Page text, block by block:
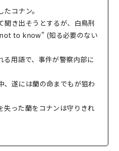
コナン。
聞き出そうとするが、白鳥刑
to know” (知る必要のない
る用語で、事件が警察内部に
、遂には蘭の命までもが狙わ
失った蘭をコナンは守りきれ